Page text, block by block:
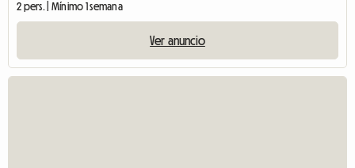
2 pers. | Mínimo 1 semana
Ver anuncio